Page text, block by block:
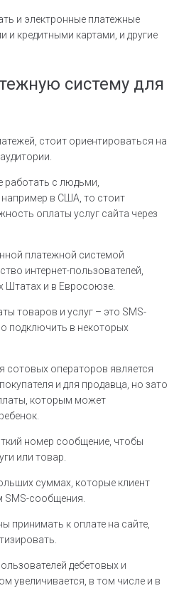
и электронные платежные
и кредитными картами, и другие
систему для
стоит ориентироваться на
работать с людьми,
в США, то стоит
оплаты услуг сайта через
платежной системой
интернет-пользователей,
и в Евросоюзе.
товаров и услуг – это SMS-
подключить в некоторых
сотовых операторов является
и для продавца, но зато
которым может
номер сообщение, чтобы
или товар.
суммах, которые клиент
SMS-сообщения.
принимать к оплате на сайте,
дебетовых и
увеличивается, в том числе и в